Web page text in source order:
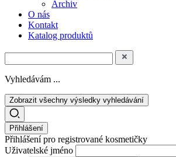
Archiv
O nás
Kontakt
Katalog produktů
Vyhledávám ...
Zobrazit všechny výsledky vyhledávání
Přihlášení
Přihlášení pro registrované kosmetičky
Uživatelské jméno